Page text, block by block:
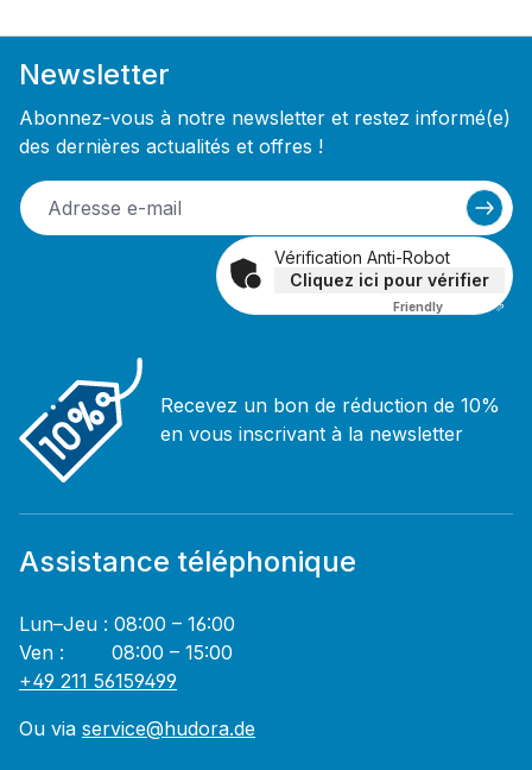
Newsletter
Abonnez-vous à notre newsletter et restez informé(e)
des dernières actualités et offres !
Vérification Anti-Robot
Cliquez ici pour vérifier
Friendly Captcha ⇗
Recevez un bon de réduction de 10%
en vous inscrivant à la newsletter
Assistance téléphonique
Lun–Jeu : 08:00 – 16:00
Ven : 08:00 – 15:00
+49 211 56159499
Ou via service@hudora.de